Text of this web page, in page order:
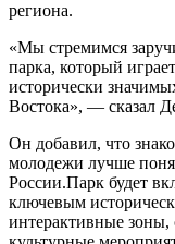
региона.
«Мы стремимся
парка, который
исторически
Востока», — сказал
Он добавил, что
молодежи лучше
России.Парк будет
ключевым
интерактивные зоны,